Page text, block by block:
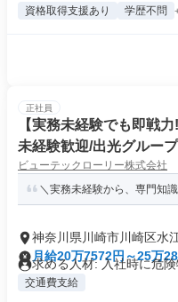
資格取得支援あり 学歴不問
正社員
【実務未経験でも即戦
未経験歓迎/出光グルー
ビューテックローリー株式会社
＼実務未経験から、専門知
神奈川県川崎市川崎区水
月給20万7572円～25万
求める人材: 入社時に危
交通費支給